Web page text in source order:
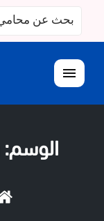
البحث
عن:
القائمة
الوسم: